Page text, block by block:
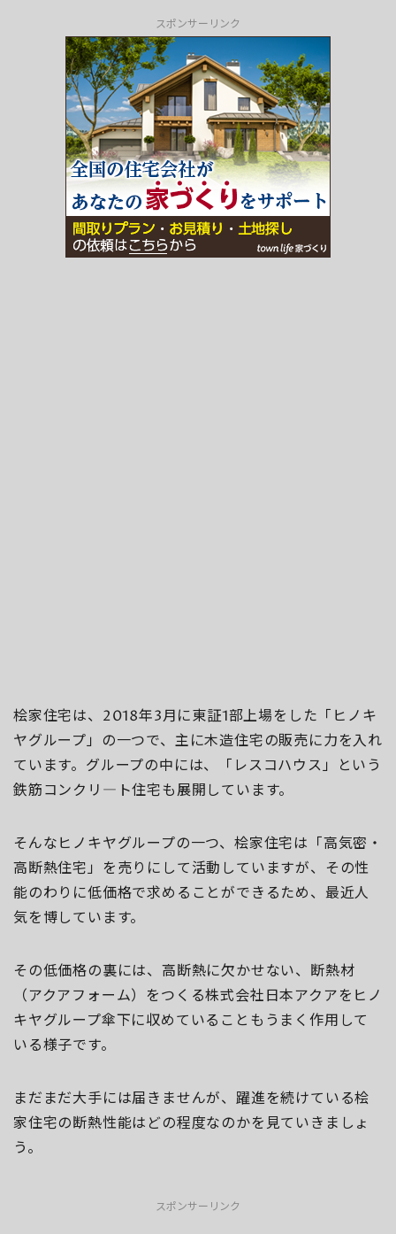
スポンサーリンク
桧家住宅は、2018年3月に東証1部上場をした「ヒノキ
ヤグループ」の一つで、主に木造住宅の販売に力を入れ
ています。グループの中には、「レスコハウス」という
鉄筋コンクリ―ト住宅も展開しています。
そんなヒノキヤグループの一つ、桧家住宅は「高気密・
高断熱住宅」を売りにして活動していますが、その性
能のわりに低価格で求めることができるため、最近人
気を博しています。
その低価格の裏には、高断熱に欠かせない、断熱材
（アクアフォーム）をつくる株式会社日本アクアをヒノ
キヤグループ傘下に収めていることもうまく作用して
いる様子です。
まだまだ大手には届きませんが、躍進を続けている桧
家住宅の断熱性能はどの程度なのかを見ていきましょ
う。
スポンサーリンク